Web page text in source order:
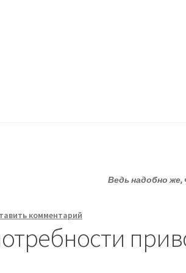
Ведь надобно
комментарий